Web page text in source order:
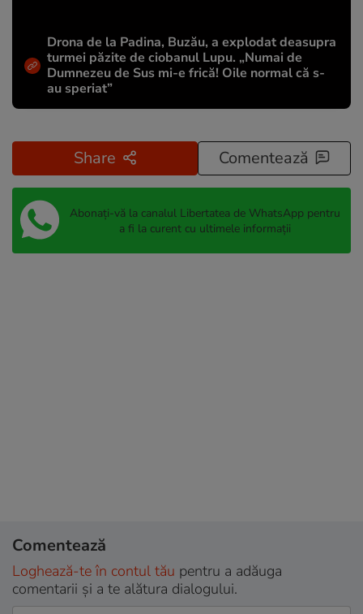
Drona de la Padina, Buzău, a explodat deasupra
turmei păzite de ciobanul Lupu. „Numai de
Dumnezeu de Sus mi-e frică! Oile normal că s-
au speriat”
Share Comentează
Abonați-vă la canalul Libertatea de WhatsApp pentru
a fi la curent cu ultimele informații
Comentează
Loghează-te în contul tău pentru a adăuga
comentarii și a te alătura dialogului.